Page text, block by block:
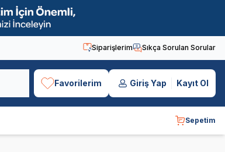
Siparişlerim Sıkça Sorulan Sorular
Favorilerim Giriş Yap Kayıt Ol
Sepetim